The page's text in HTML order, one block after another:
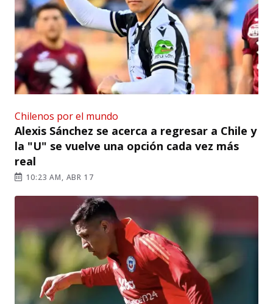
Chilenos por el mundo
Alexis Sánchez se acerca a regresar a Chile y
la "U" se vuelve una opción cada vez más
real
10:23 AM, ABR 17